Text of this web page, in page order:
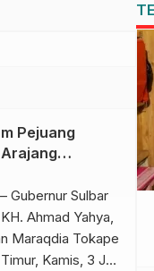
Pejuang
Gubernur Sulbar
Ahmad Yahya,
Maraqdia Tokape
Kamis, 3 Juli